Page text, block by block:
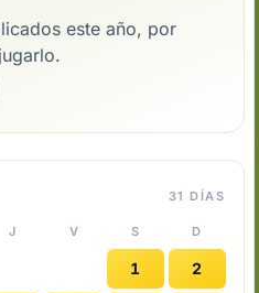
este año, por
31 DÍAS
J V S D
1 2